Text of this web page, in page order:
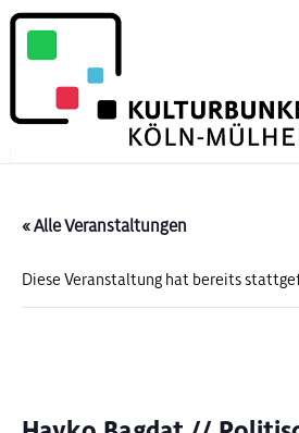
« Alle Veranstaltungen
Diese Veranstaltung hat bereits